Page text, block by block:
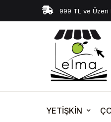
999 TL ve Üzeri
YETİŞKİN